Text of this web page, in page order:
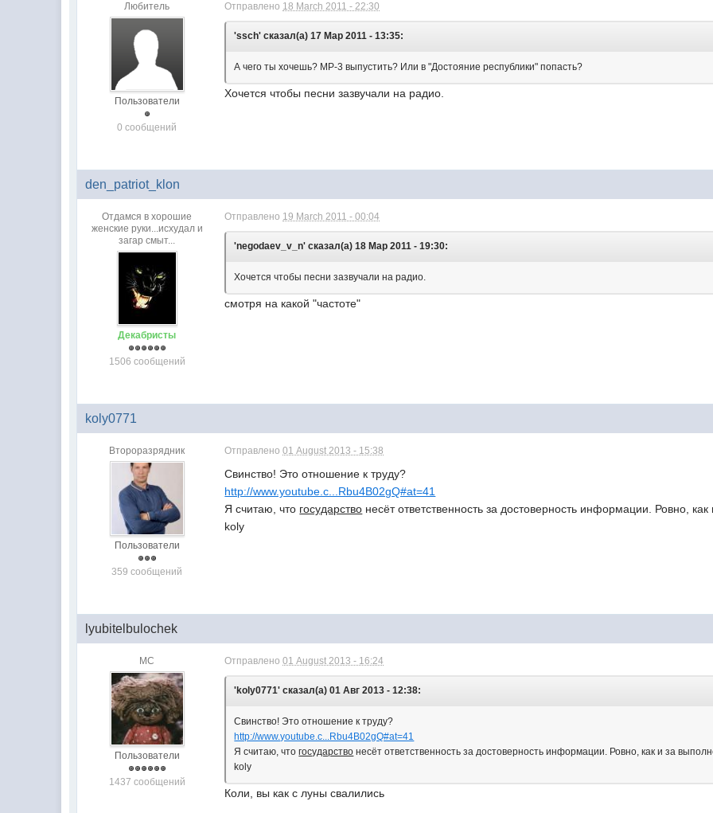
Любитель
Пользователи
0 сообщений
Отправлено 18 March 2011 - 22:30
'ssch' сказал(а) 17 Мар 2011 - 13:35:
А чего ты хочешь? МР-3 выпустить? Или в "Достояние республики" попасть?
Хочется чтобы песни зазвучали на радио.
den_patriot_klon
Отдамся в хорошие
женские руки...исхудал и
загар смыт...
Декабристы
1506 сообщений
Отправлено 19 March 2011 - 00:04
'negodaev_v_n' сказал(а) 18 Мар 2011 - 19:30:
Хочется чтобы песни зазвучали на радио.
смотря на какой "частоте"
koly0771
Второразрядник
Пользователи
359 сообщений
Отправлено01 August 2013 - 15:38
Свинство! Это отношение к труду?
http://www.youtube.c...Rbu4B02gQ#at=41
Я считаю, что государство несёт ответственность за достоверность информации. Ровно,
koly
lyubitelbulochek
МС
Пользователи
1437 сообщений
Отправлено01 August 2013 - 16:24
'koly0771' сказал(а) 01 Авг 2013 - 12:38:
Свинство! Это отношение к труду?
http://www.youtube.c...Rbu4B02gQ#at=41
Я считаю, чтогосударство несёт ответственность за достоверность информации. Ровно, как и за
koly
Коли, вы как с луны свалились